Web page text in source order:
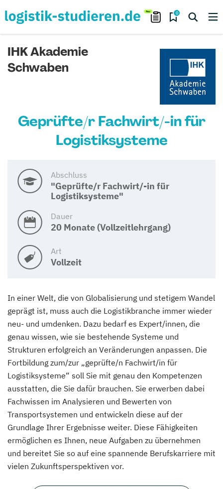
0
IHK Akademie
Schwaben
Geprüfte/r Fachwirt/-in für
Logistiksysteme
Abschluss
"Geprüfte/r Fachwirt/-in für
Logistiksysteme"
Dauer
20 Monate (Vollzeitlehrgang)
Art
Vollzeit
In einer Welt, die von Globalisierung und stetigem Wandel
geprägt ist, muss auch die Logistikbranche immer wieder
neu- und umdenken. Dazu bedarf es Expert/innen, die
genau wissen, wie sie bestehende Systeme und
Strukturen erfolgreich an Veränderungen anpassen. Die
Fortbildung zum/zur „geprüfte/n Fachwirt/in für
Logistiksysteme“ soll Sie mit genau den Kompetenzen
ausstatten, die Sie dafür brauchen. Sie erwerben dabei
Fachwissen im Analysieren und Bewerten von
Transportsystemen und entwickeln diese auf der
Grundlage Ihrer Ergebnisse weiter. Diese Fähigkeiten
ermöglichen es Ihnen, neue Aufgaben zu übernehmen
und bereitet Sie so auf eine spannende Berufskarriere mit
vielen Zukunftsperspektiven vor.